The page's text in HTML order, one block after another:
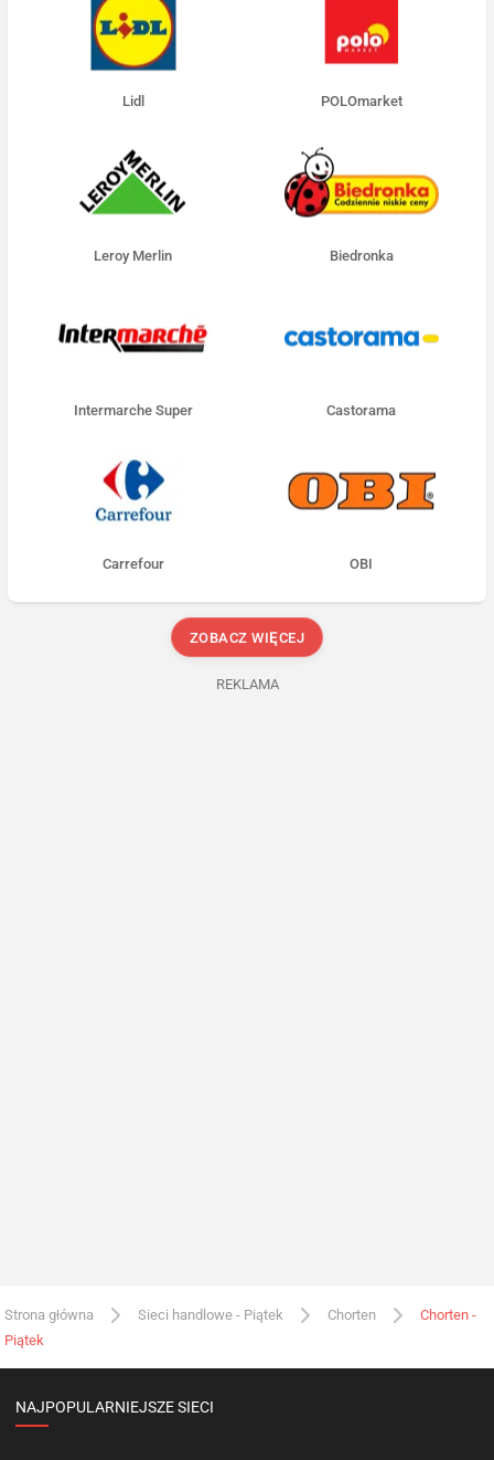
Lidl POLOmarket
Leroy Merlin Biedronka
Intermarche Super Castorama
Carrefour OBI
ZOBACZ WIĘCEJ
REKLAMA
Strona główna Sieci handlowe - Piątek Chorten
Chorten -
Piątek
NAJPOPULARNIEJSZE SIECI